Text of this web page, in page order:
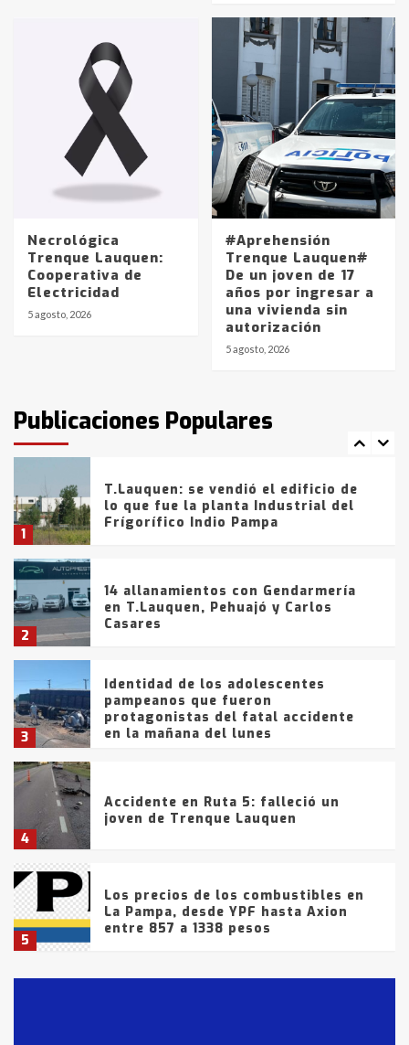
Necrológica
Trenque Lauquen:
Cooperativa de
Electricidad
5 agosto, 2026
#Aprehensión
Trenque Lauquen#
De un joven de 17
años por ingresar a
una vivienda sin
autorización
5 agosto, 2026
Publicaciones Populares
en la mañana del lunes
Accidente en Ruta 5: falleció un
joven de Trenque Lauquen
Los precios de los combustibles en
La Pampa, desde YPF hasta Axion
entre 857 a 1338 pesos
La Bolsa de Cereales de Bahía
Blanca anticipa que Agosto vendrá
con lluvias y heladas, en gran parte
fueron detenidos por
comercialización de drogas en la
tarde del sábado
1
T.Lauquen: se vendió el edificio de
lo que fue la planta Industrial del
Frígorífico Indio Pampa
2
14 allanamientos con Gendarmería
en T.Lauquen, Pehuajó y Carlos
Casares
3
Identidad de los adolescentes
pampeanos que fueron
protagonistas del fatal accidente
en la mañana del lunes
4
Accidente en Ruta 5: falleció un
joven de Trenque Lauquen
5
Los precios de los combustibles en
La Pampa, desde YPF hasta Axion
entre 857 a 1338 pesos